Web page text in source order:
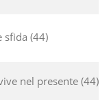
sfida 44
nel presente 44